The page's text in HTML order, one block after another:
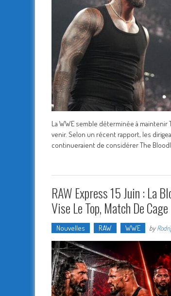
La WWE semble déterminée à
venir. Selon un récent rapport, les
continueraient de considérer The
RAW Express 15 Juin : La
Vise Le Top, Match De
Nouvelles RAW WWE by